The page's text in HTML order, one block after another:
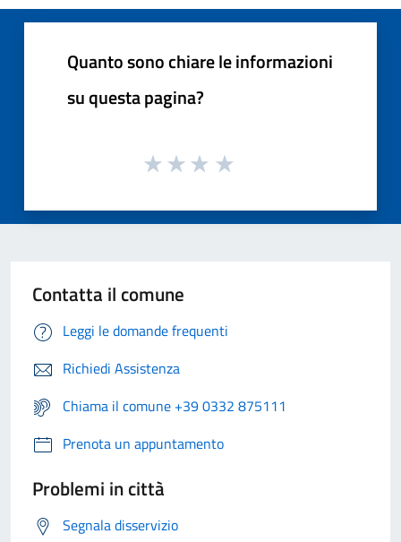
Quanto sono chiare le informazioni
su questa pagina?
Contatta il comune
Leggi le domande frequenti
Richiedi Assistenza
Chiama il comune +39 0332 875111
Prenota un appuntamento
Problemi in città
Segnala disservizio